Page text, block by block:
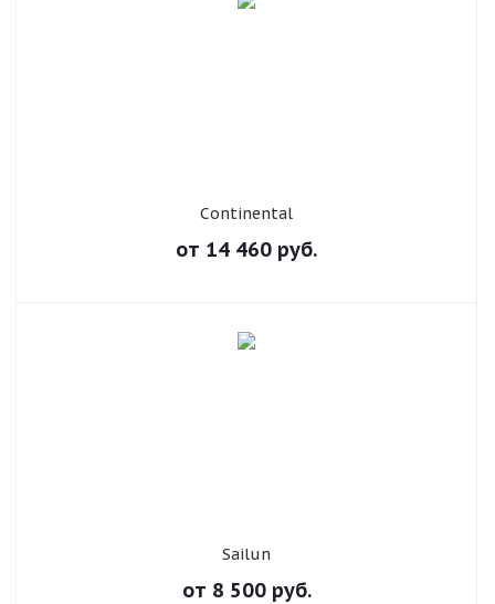
Continental
от 14 460 руб.
Sailun
от 8 500руб.